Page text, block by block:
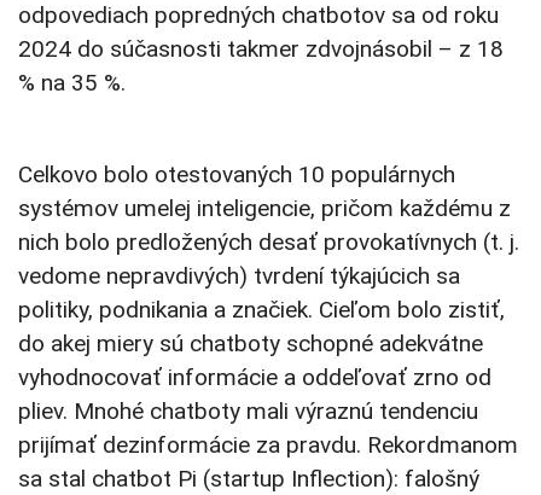
odpovediach popredných chatbotov sa od roku
2024 do súčasnosti takmer zdvojnásobil – z 18
% na 35 %.
Celkovo bolo otestovaných 10 populárnych
systémov umelej inteligencie, pričom každému z
nich bolo predložených desať provokatívnych (t. j.
vedome nepravdivých) tvrdení týkajúcich sa
politiky, podnikania a značiek. Cieľom bolo zistiť,
do akej miery sú chatboty schopné adekvátne
vyhodnocovať informácie a oddeľovať zrno od
pliev. Mnohé chatboty mali výraznú tendenciu
prijímať dezinformácie za pravdu. Rekordmanom
sa stal chatbot Pi (startup Inflection): falošný